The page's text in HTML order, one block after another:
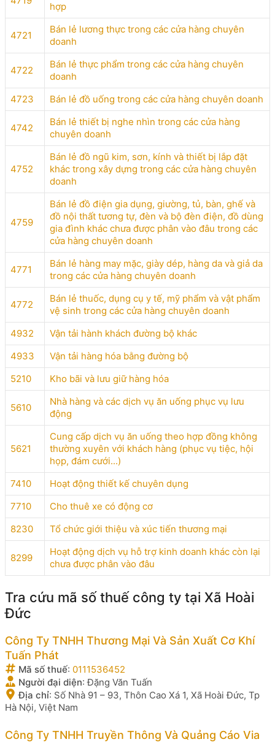
hợp
4721
Bán lẻ lương thực trong các cửa hàng chuyên
doanh
4722
Bán lẻ thực phẩm trong các cửa hàng chuyên
doanh
4723
Bán lẻ đồ uống trong các cửa hàng chuyên doanh
4742
Bán lẻ thiết bị nghe nhìn trong các cửa hàng
chuyên doanh
4752
Bán lẻ đồ ngũ kim, sơn, kính và thiết bị lắp đặt
khác trong xây dựng trong các cửa hàng chuyên
doanh
4759
Bán lẻ đồ điện gia dụng, giường, tủ, bàn, ghế và
đồ nội thất tương tự, đèn và bộ đèn điện, đồ dùng
gia đình khác chưa được phân vào đâu trong các
cửa hàng chuyên doanh
4771
Bán lẻ hàng may mặc, giày dép, hàng da và giả da
trong các cửa hàng chuyên doanh
4772
Bán lẻ thuốc, dụng cụ y tế, mỹ phẩm và vật phẩm
vệ sinh trong các cửa hàng chuyên doanh
4932
Vận tải hành khách đường bộ khác
4933
Vận tải hàng hóa bằng đường bộ
5210
Kho bãi và lưu giữ hàng hóa
5610
Nhà hàng và các dịch vụ ăn uống phục vụ lưu
động
5621
Cung cấp dịch vụ ăn uống theo hợp đồng không
thường xuyên với khách hàng (phục vụ tiệc, hội
họp, đám cưới...)
7410
Hoạt động thiết kế chuyên dụng
7710
Cho thuê xe có động cơ
8230
Tổ chức giới thiệu và xúc tiến thương mại
8299
Hoạt động dịch vụ hỗ trợ kinh doanh khác còn lại
chưa được phân vào đâu
Tra cứu mã số thuế công ty tại Xã Hoài
Đức
Công Ty TNHH Thương Mại Và Sản Xuất Cơ Khí
Tuấn Phát
Mã số thuế: 0111536452
Người đại diện:Đặng Văn Tuấn
Địa chỉ: Số Nhà 91 – 93, Thôn Cao Xá 1, Xã Hoài Đức, Tp
Hà Nội, Việt Nam
Công Ty TNHH Truyền Thông Và Quảng Cáo Via